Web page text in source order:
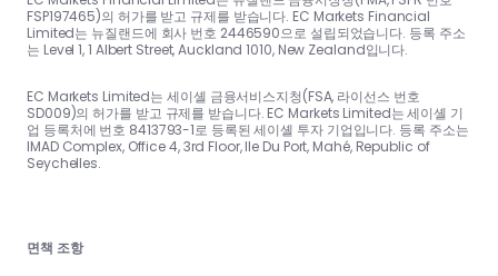
FSP197465)의 허가를 받고 규제를 받습니다. EC Markets Financial
Limited는 뉴질랜드에 회사 번호 2446590으로 설립되었습니다. 등록 주소
는 Level 1, 1 Albert Street, Auckland 1010, New Zealand입니다.
EC Markets Limited는 세이셸 금융서비스지청(FSA, 라이선스 번호
SD009)의 허가를 받고 규제를 받습니다. EC Markets Limited는 세이셸 기
업 등록처에 번호 8413793-1로 등록된 세이셸 투자 기업입니다. 등록 주소는
IMAD Complex, Office 4, 3rd Floor, Ile Du Port, Mahé, Republic of
Seychelles.
면책 조항